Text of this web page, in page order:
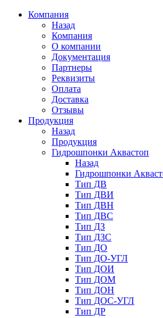
Компания
Назад
Компания
О компании
Документация
Партнеры
Реквизиты
Оплата
Доставка
Отзывы
Продукция
Назад
Продукция
Гидрошпонки Аквастоп
Назад
Гидрошпонки
Тип ДВ
Тип ДВИ
Тип ДВН
Тип ДВС
Тип ДЗ
Тип ДЗС
Тип ДО
Тип ДО-УГЛ
Тип ДОИ
Тип ДОМ
Тип ДОН
Тип ДОС-УГЛ
Тип ДР